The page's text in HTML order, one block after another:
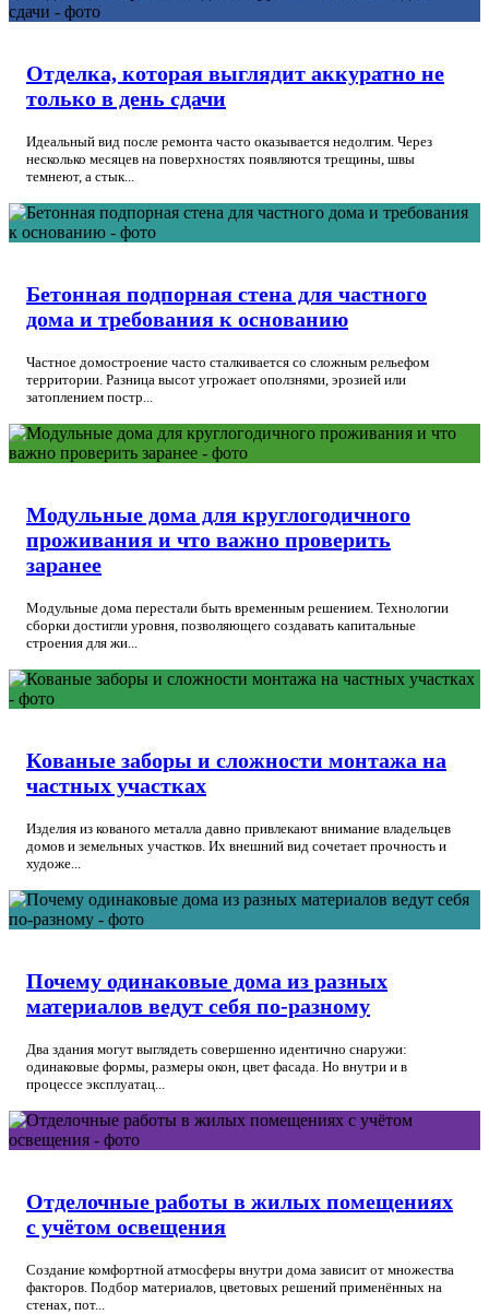
Отделка, которая выглядит аккуратно не
только в день сдачи
Идеальный вид после ремонта часто оказывается недолгим. Через
несколько месяцев на поверхностях появляются трещины, швы
темнеют, а стык...
Бетонная подпорная стена для частного
дома и требования к основанию
Частное домостроение часто сталкивается со сложным рельефом
территории. Разница высот угрожает оползнями, эрозией или
затоплением постр...
Модульные дома для круглогодичного
проживания и что важно проверить
заранее
Модульные дома перестали быть временным решением. Технологии
сборки достигли уровня, позволяющего создавать капитальные
строения для жи...
Кованые заборы и сложности монтажа на
частных участках
Изделия из кованого металла давно привлекают внимание владельцев
домов и земельных участков. Их внешний вид сочетает прочность и
художе...
Почему одинаковые дома из разных
материалов ведут себя по-разному
Два здания могут выглядеть совершенно идентично снаружи:
одинаковые формы, размеры окон, цвет фасада. Но внутри и в
процессе эксплуатац...
Отделочные работы в жилых помещениях
с учётом освещения
Создание комфортной атмосферы внутри дома зависит от множества
факторов. Подбор материалов, цветовых решений применённых на
стенах, пот...